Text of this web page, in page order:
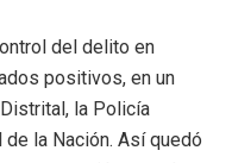
del delito en
positivos, en un
la Policía
la Nación. Así quedó